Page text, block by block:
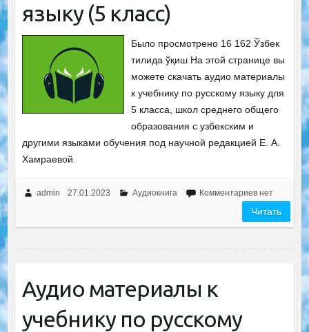
языку (5 класс)
Было просмотрено 16 162 Ўзбек
тилида ўқиш На этой странице вы
можете скачать аудио материалы
к учебнику по русскому языку для
5 класса, школ среднего общего
образования с узбекским и
другими языками обучения под научной редакцией Е. А.
Хамраевой.
admin 27.01.2023 Аудиокнига Комментариев нет
Читать
Аудио материалы к
учебнику по русскому